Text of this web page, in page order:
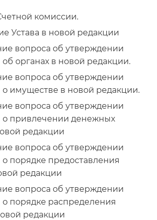
комиссии.
Устава в новой редакции
вопроса об утверждении
органах в новой редакции.
вопроса об утверждении
имуществе в новой редакции.
вопроса об утверждении
привлечении денежных
редакции
вопроса об утверждении
порядке предоставления
редакции
вопроса об утверждении
порядке распределения
редакции